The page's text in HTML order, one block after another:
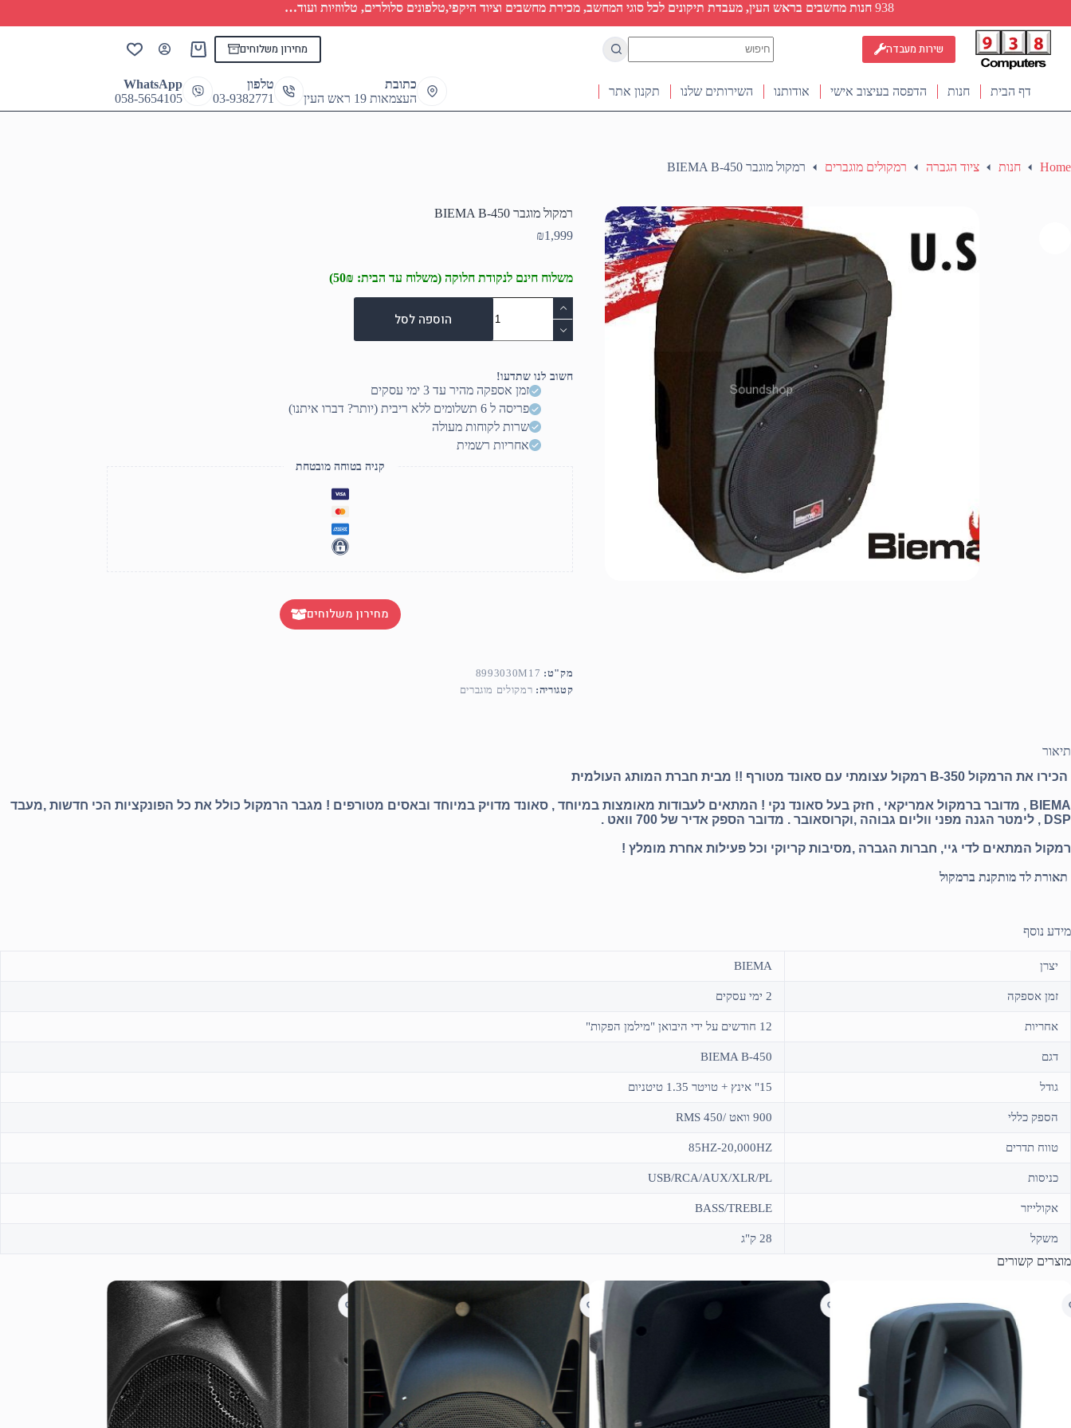
content
938 חנות מחשבים בראש העין, מעבדת תיקונים לכל סוגי המחשב, מכירת מחשבים וציוד היקפי,טלפונים סלולרים, טלווזיות ועוד…
שירות מעבדה
results
מחירון משלוחים
Shopping
דף הבית
חנות הדפסה בעיצוב אישי אודותנו השירותים שלנו תקנון אתר
כתובת
העצמאות 19 ראש העין
טלפון
03-9382771
WhatsApp
058-5654105
Home חנות ציוד הגברה רמקולים מוגברים רמקול מוגבר BIEMA B-450
רמקול מוגבר BIEMA B-450
₪1,999
משלוח חינם לנקודת חלוקה (משלוח עד הבית: 50₪)
כמות
של
רמקול
מוגבר
B-
450
הוספה לסל
חשוב לנו שתדעו!
זמן אספקה מהיר עד 3 ימי עסקים
פריסה ל 6 תשלומים ללא ריבית (יותר? דברו איתנו)
שרות לקוחות מעולה
אחריות רשמית
קניה בטוחה מובטחת
מחירון משלוחים
מק"ט: 8993030M17
קטגוריה: רמקולים מוגברים
תיאור
הכירו את הרמקול B-350 רמקול עצומתי עם סאונד מטורף !! מבית חברת המותג העולמית
BIEMA , מדובר ברמקול אמריקאי , חזק בעל סאונד נקי ! המתאים לעבודות מאומצות במיוחד , סאונד מדויק במיוחד ובאסים מטורפים ! מגבר הרמקול כולל את כל הפונקציות הכי חדשות ,מעבד
DSP , לימטר הגנה מפני ווליום גבוהה ,וקרוסאובר . מדובר הספק אדיר של 700 וואט .
רמקול המתאים לדי גיי, חברות הגברה ,מסיבות קריוקי וכל פעילות אחרת מומלץ !
תאורת לד מותקנת ברמקול
מידע נוסף
יצרן BIEMA
זמן אספקה 2 ימי עסקים
אחריות 12 חודשים על ידי היבואן "מילמן הפקות"
דגם BIEMA B-450
גודל 15" אינץ + טויטר 1.35 טיטניום
הספק כללי 900 וואט /450 RMS
טווח תדרים 85HZ-20,000HZ
כניסות USB/RCA/AUX/XLR/PL
אקולייזר BASS/TREBLE
משקל 28 ק"ג
מוצרים קשורים